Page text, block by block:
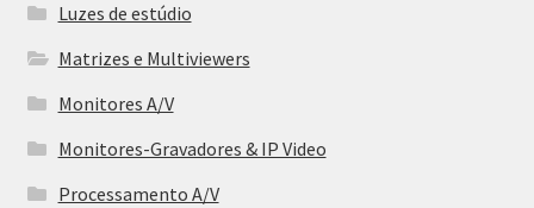
Luzes de estúdio
Matrizes e Multiviewers
Monitores A/V
Monitores-Gravadores & IP Video
Processamento A/V